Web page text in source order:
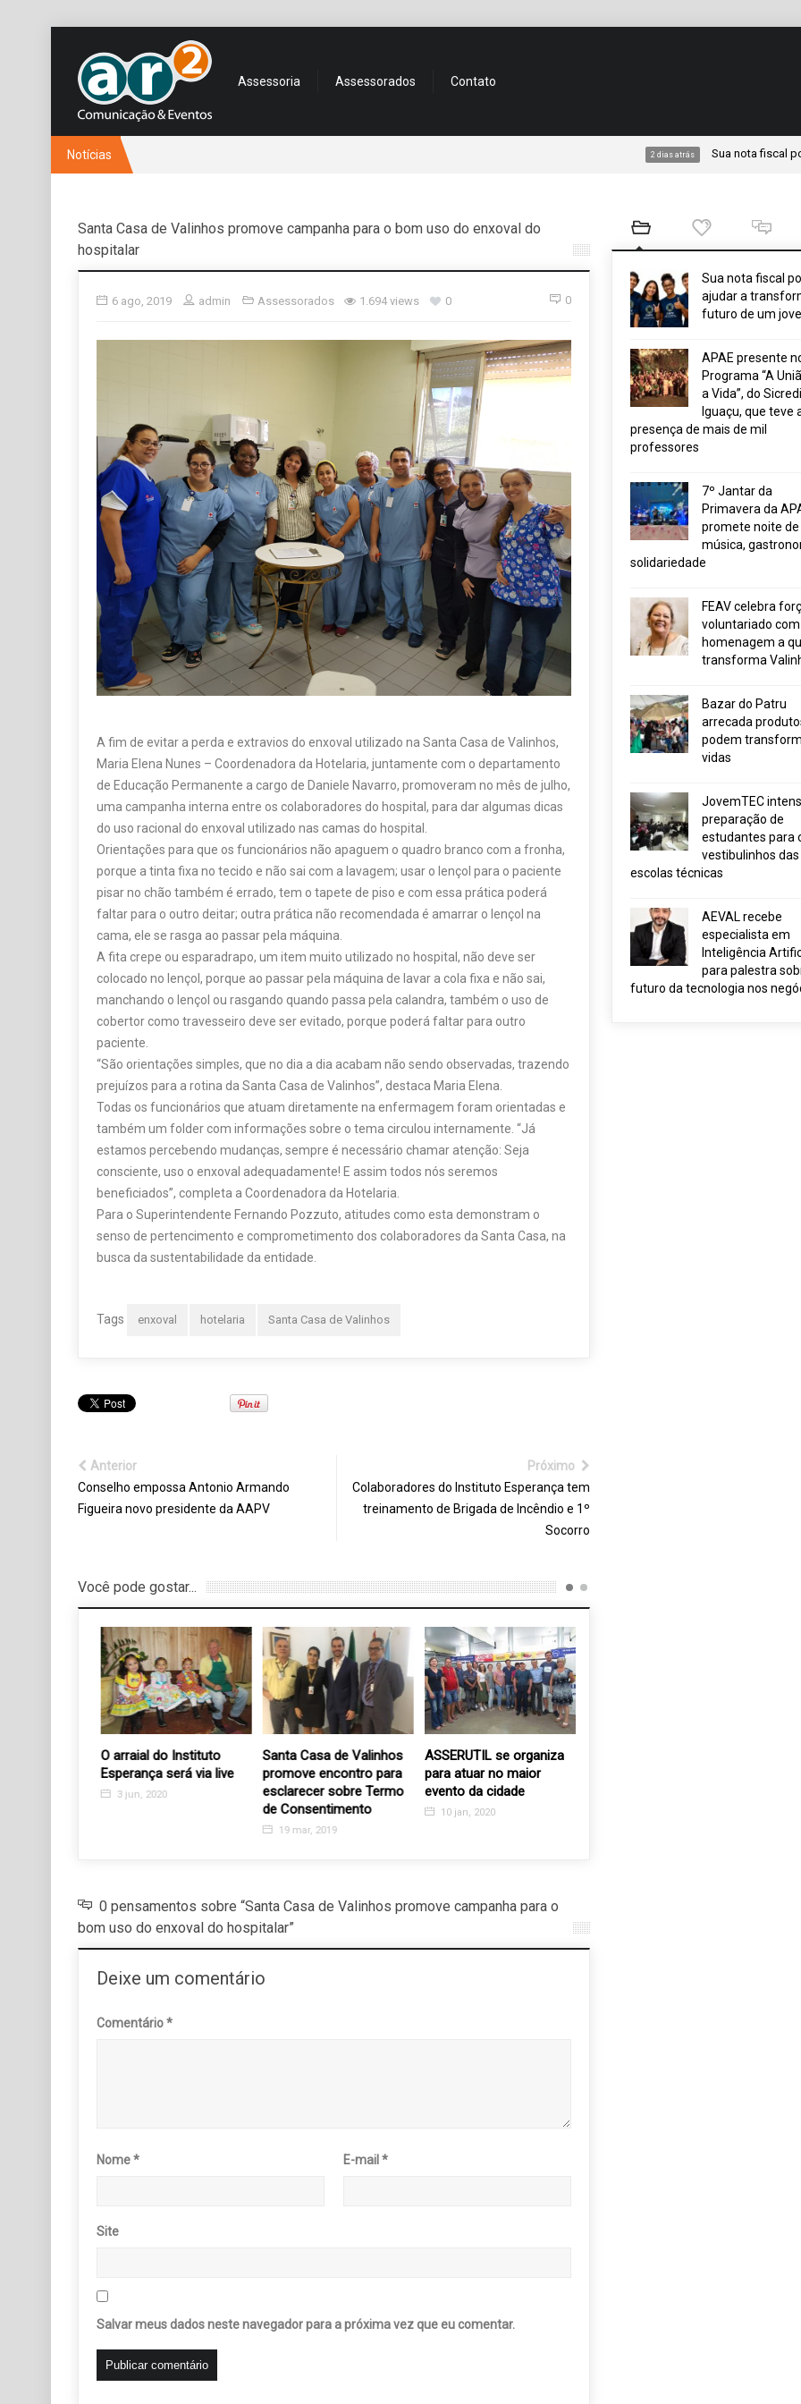
Assessoria Assessorados Contato
Notícias Sua nota fiscal pode
Santa Casa de Valinhos promove campanha para o bom uso do enxoval do
hospitalar
6 ago, 2019 admin Assessorados 1.694 views 0 0
A fim de evitar a perda e extravios do enxoval utilizado na Santa Casa de Valinhos,
Maria Elena Nunes – Coordenadora da Hotelaria, juntamente com o departamento
de Educação Permanente a cargo de Daniele Navarro, promoveram no mês de julho,
uma campanha interna entre os colaboradores do hospital, para dar algumas dicas
do uso racional do enxoval utilizado nas camas do hospital.
Orientações para que os funcionários não apaguem o quadro branco com a fronha,
porque a tinta fixa no tecido e não sai com a lavagem; usar o lençol para o paciente
pisar no chão também é errado, tem o tapete de piso e com essa prática poderá
faltar para o outro deitar; outra prática não recomendada é amarrar o lençol na
cama, ele se rasga ao passar pela máquina.
A fita crepe ou esparadrapo, um item muito utilizado no hospital, não deve ser
colocado no lençol, porque ao passar pela máquina de lavar a cola fixa e não sai,
manchando o lençol ou rasgando quando passa pela calandra, também o uso de
cobertor como travesseiro deve ser evitado, porque poderá faltar para outro
paciente.
“São orientações simples, que no dia a dia acabam não sendo observadas, trazendo
prejuízos para a rotina da Santa Casa de Valinhos”, destaca Maria Elena.
Todas os funcionários que atuam diretamente na enfermagem foram orientadas e
também um folder com informações sobre o tema circulou internamente. “Já
estamos percebendo mudanças, sempre é necessário chamar atenção: Seja
consciente, uso o enxoval adequadamente! E assim todos nós seremos
beneficiados”, completa a Coordenadora da Hotelaria.
Para o Superintendente Fernando Pozzuto, atitudes como esta demonstram o
senso de pertencimento e comprometimento dos colaboradores da Santa Casa, na
busca da sustentabilidade da entidade.
Tags enxoval hotelaria Santa Casa de Valinhos
Anterior
Conselho empossa Antonio Armando
Figueira novo presidente da AAPV
Próximo
Colaboradores do Instituto Esperança tem
treinamento de Brigada de Incêndio e 1º
Socorro
Você pode gostar...
O arraial do Instituto
Esperança será via live
3 jun, 2020
Santa Casa de Valinhos
promove encontro para
esclarecer sobre Termo
de Consentimento
19 mar, 2019
ASSERUTIL se organiza
para atuar no maior
evento da cidade
10 jan, 2020
0 pensamentos sobre “Santa Casa de Valinhos promove campanha para o
bom uso do enxoval do hospitalar”
Deixe um comentário
Comentário*
Nome* E-mail*
Site
Salvar meus dados neste navegador para a próxima vez que eu comentar.
Sua nota fiscal
ajudar a
futuro de um
APAE presente
Programa “A
a Vida”, do Sicredi
Iguaçu, que teve
presença de mais de mil
professores
7º Jantar da
Primavera da
promete noite de
música,
solidariedade
FEAV celebra
voluntariado com
homenagem a
transforma
Bazar do Patru
arrecada
podem
vidas
JovemTEC
preparação de
estudantes para
vestibulinhos das
escolas técnicas
AEVAL recebe
especialista em
Inteligência
para palestra
futuro da tecnologia nos